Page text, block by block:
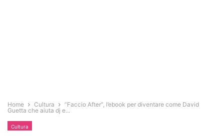
Home Cultura
“Faccio After”, l’ebook per diventare come David
Guetta che aiuta dj e...
Cultura